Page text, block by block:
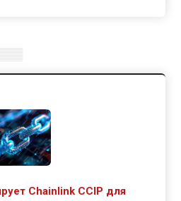
Chainlink CCIP для